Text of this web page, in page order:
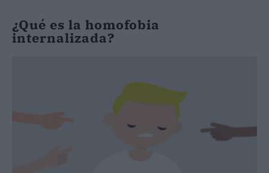
¿Qué es la homofobia
internalizada?